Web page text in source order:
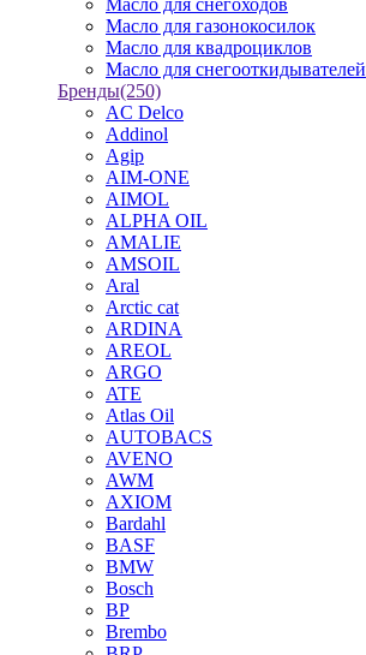
Масло для снегоходов
Масло для газонокосилок
Масло для квадроциклов
Масло для снегооткидывателей
Бренды(250)
AC Delco
Addinol
Agip
AIM-ONE
AIMOL
ALPHA OIL
AMALIE
AMSOIL
Aral
Arctic cat
ARDINA
AREOL
ARGO
ATE
Atlas Oil
AUTOBACS
AVENO
AWM
AXIOM
Bardahl
BASF
BMW
Bosch
BP
Brembo